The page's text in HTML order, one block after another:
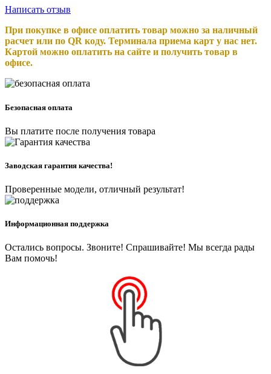
Написать отзыв
При покупке в офисе оплатить товар можно за наличный
расчет или по QR коду. Терминала приема карт у нас нет.
Картой можно оплатить на сайте и получить товар в
офисе.
Безопасная оплата
Вы платите после получения товара
Заводская гарантия качества!
Проверенные модели, отличный результат!
Информационная поддержка
Остались вопросы. Звоните! Спрашивайте! Мы всегда рады
Вам помочь!